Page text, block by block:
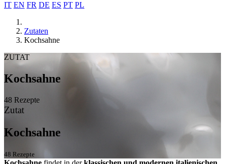
IT EN FR DE ES PT PL
Zutaten
Kochsahne
ZUTAT
Kochsahne
48 Rezepte
Zutat
Kochsahne
48 Rezepte